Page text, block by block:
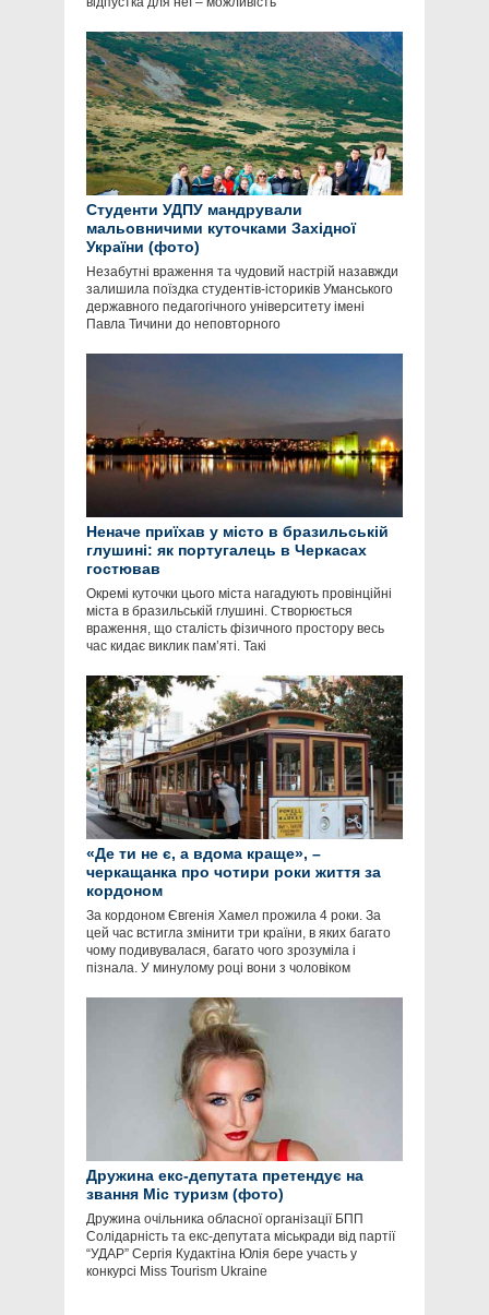
Студенти УДПУ мандрували
мальовничими куточками Західної
України (фото)
Незабутні враження та чудовий настрій назавжди
залишила поїздка студентів-істориків Уманського
державного педагогічного університету імені
Павла Тичини до неповторного
Неначе приїхав у місто в бразильській
глушині: як португалець в Черкасах
гостював
Окремі куточки цього міста нагадують провінційні
міста в бразильській глушині. Створюється
враження, що сталість фізичного простору весь
час кидає виклик пам’яті. Такі
«Де ти не є, а вдома краще», –
черкащанка про чотири роки життя за
кордоном
За кордоном Євгенія Хамел прожила 4 роки. За
цей час встигла змінити три країни, в яких багато
чому подивувалася, багато чого зрозуміла і
пізнала. У минулому році вони з чоловіком
Дружина екс-депутата претендує на
звання Міс туризм (фото)
Дружина очільника обласної організації БПП
Солідарність та екс-депутата міськради від партії
“УДАР” Сергія Кудактіна Юлія бере участь у
конкурсі Miss Tourism Ukraine